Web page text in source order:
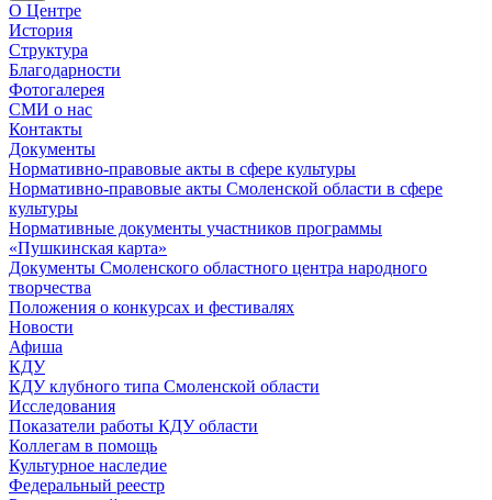
О Центре
История
Структура
Благодарности
Фотогалерея
СМИ о нас
Контакты
Документы
Нормативно-правовые акты в сфере культуры
Нормативно-правовые акты Смоленской области в сфере
культуры
Нормативные документы участников программы
«Пушкинская карта»
Документы Смоленского областного центра народного
творчества
Положения о конкурсах и фестивалях
Новости
Афиша
КДУ
КДУ клубного типа Смоленской области
Исследования
Показатели работы КДУ области
Коллегам в помощь
Культурное наследие
Федеральный реестр